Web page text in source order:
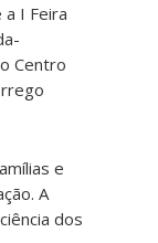
a I Feira
Centro
e
A
dos